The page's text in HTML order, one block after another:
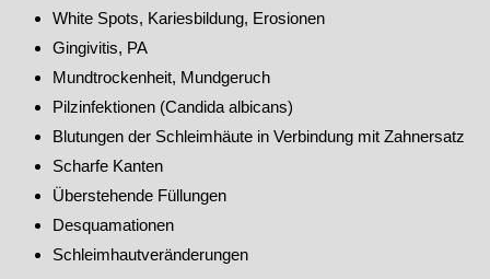
White Spots, Kariesbildung, Erosionen
Gingivitis, PA
Mundtrockenheit, Mundgeruch
Pilzinfektionen (Candida albicans)
Blutungen der Schleimhäute in Verbindung mit Zahnersatz
Scharfe Kanten
Überstehende Füllungen
Desquamationen
Schleimhautveränderungen